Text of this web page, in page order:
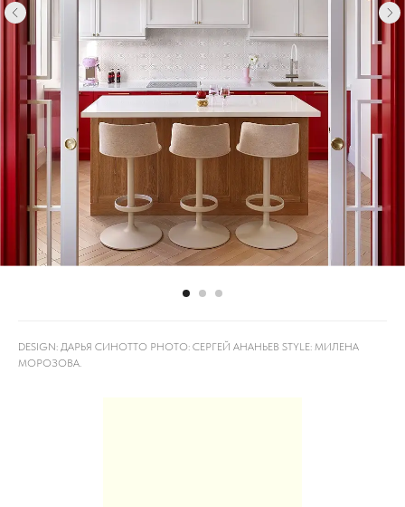
DESIGN: ДАРЬЯ СИНОТТО PHOTO: СЕРГЕЙ АНАНЬЕВ STYLE: МИЛЕНА
МОРОЗОВА⁠.